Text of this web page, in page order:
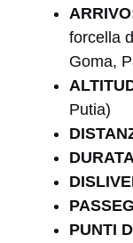
forcella
Goma,
A
Putia)
PUNTI